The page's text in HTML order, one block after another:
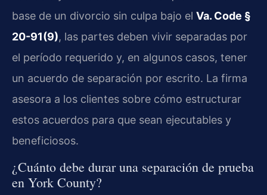
base de un divorcio sin culpa bajo el Va. Code §
20-91(9), las partes deben vivir separadas por
el período requerido y, en algunos casos, tener
un acuerdo de separación por escrito. La firma
asesora a los clientes sobre cómo estructurar
estos acuerdos para que sean ejecutables y
beneficiosos.
¿Cuánto debe durar una separación de prueba
en York County?